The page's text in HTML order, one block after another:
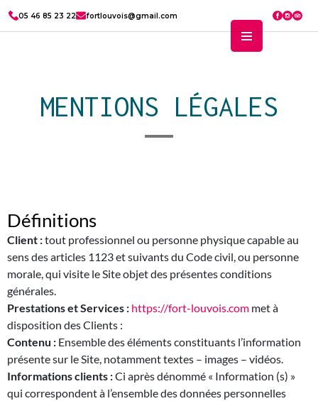
05 46 85 23 22 fortlouvois@gmail.com
MENTIONS LÉGALES
Définitions
Client :tout professionnel ou personne physique capable au
sens des articles 1123 et suivants du Code civil, ou personne
morale, qui visite le Site objet des présentes conditions
générales.
Prestations et Services : https://fort-louvois.com met à
disposition des Clients :
Contenu : Ensemble des éléments constituants l’information
présente sur le Site, notamment textes – images – vidéos.
Informations clients :Ci après dénommé « Information (s) »
qui correspondent à l’ensemble des données personnelles